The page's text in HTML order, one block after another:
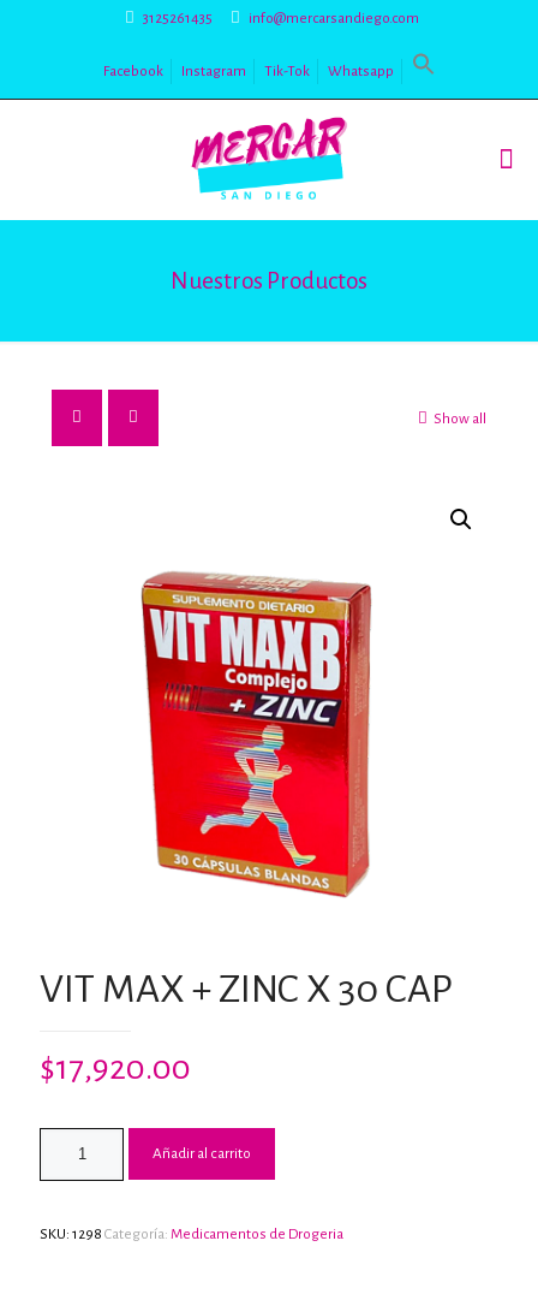
3125261435 info@mercarsandiego.com
Facebook Instagram Tik-Tok Whatsapp
Nuestros Productos
Show all
VIT MAX + ZINC X 30 CAP
$17,920.00
Añadir al carrito
SKU: 1298 Categoría: Medicamentos de Drogeria